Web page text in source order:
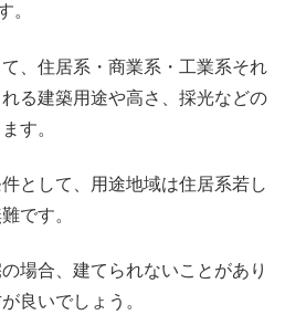
。
、住居系・商業系・工業系それ
る建築用途や高さ、採光などの
す。
として、用途地域は住居系若し
です。
場合、建てられないことがあり
良いでしょう。